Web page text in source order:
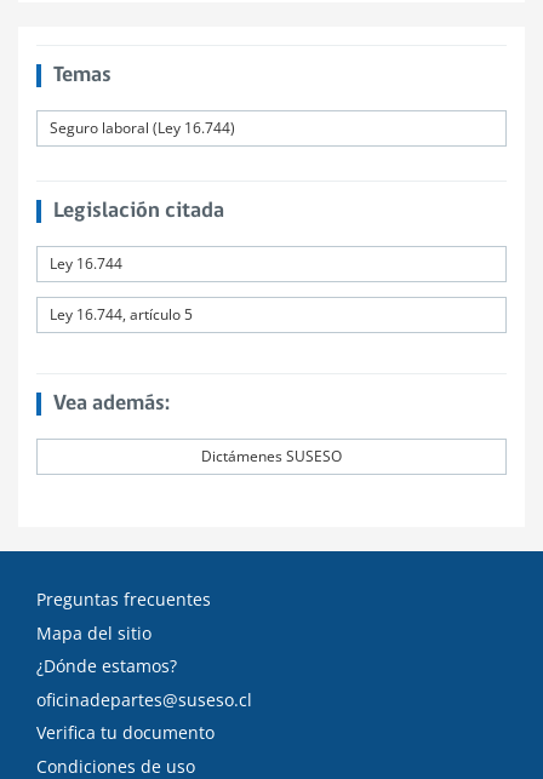
Temas
Seguro laboral (Ley 16.744)
Legislación citada
Ley 16.744
Ley 16.744, artículo 5
Vea además:
Dictámenes SUSESO
Preguntas frecuentes
Mapa del sitio
¿Dónde estamos?
oficinadepartes@suseso.cl
Verifica tu documento
Condiciones de uso